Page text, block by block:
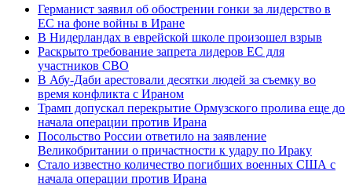
Германист заявил об обострении гонки за лидерство в
ЕС на фоне войны в Иране
В Нидерландах в еврейской школе произошел взрыв
Раскрыто требование запрета лидеров ЕС для
участников СВО
В Абу-Даби арестовали десятки людей за съемку во
время конфликта с Ираном
Трамп допускал перекрытие Ормузского пролива еще до
начала операции против Ирана
Посольство России ответило на заявление
Великобритании о причастности к удару по Ираку
Стало известно количество погибших военных США с
начала операции против Ирана